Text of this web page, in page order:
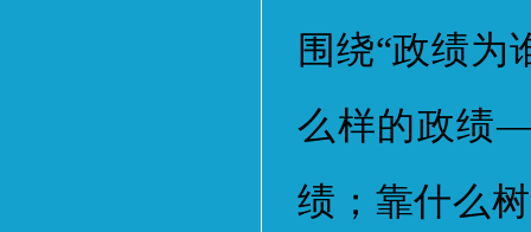
围绕“政绩
么样的政绩
绩；靠什么